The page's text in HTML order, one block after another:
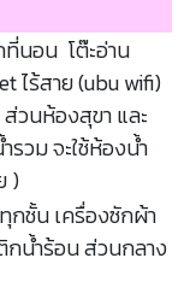
นอน โต๊ะอ่าน
ไร้สาย (ubu wifi)
วนห้องสุขา และ
วม จะใช้ห้องน้ำ
)
กชั้น เครื่องซักผ้า
น้ำร้อน ส่วนกลาง